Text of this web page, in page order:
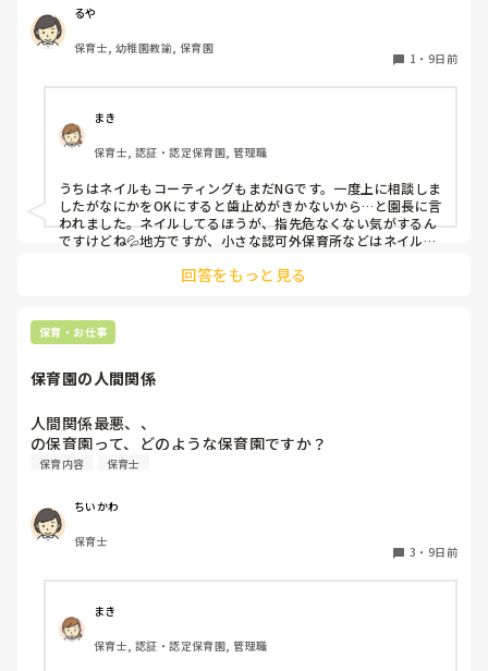
今の園では一応まだNGにはなっているのですが、
爪が弱いからコーティングしていないと割れちゃう、とか
色々理由がありつつ地味目のネイルを暗黙の了解でしている
最近はプールがあったりと素足になることが多いのですが、
足は煌びやかなネイルになっています。笑
そもそもどうしてネイルがNGだったんだっけ？とだんだん
わからなくなって来ました笑
他の園ではどのような感じなのか教えていただけたら嬉しい
です。
るや
保育士, 幼稚園教諭, 保育園
1 ・ 9日前
まき
保育士, 認証・認定保育園, 管理職
うちはネイルもコーティングもまだNGです。一度上に相談しま
したがなにかをOKにすると歯止めがきかないから…と園長に言
われました。ネイルしてるほうが、指先危なくない気がするん
ですけどね💦地方ですが、小さな認可外保育所などはネイル
回答をもっと見る
保育・お仕事
保育園の人間関係
人間関係最悪、、
の保育園って、どのような保育園ですか？
保育内容 保育士
ちいかわ
保育士
3 ・ 9日前
まき
保育士, 認証・認定保育園, 管理職